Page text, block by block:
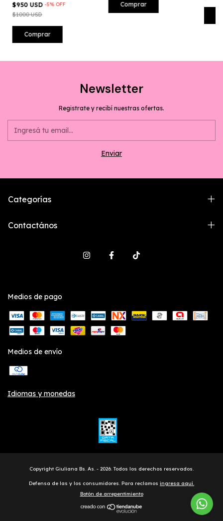
$950 USD-5% OFF
$1000 USD
Comprar
Comprar
Newsletter
Registrate y recibí nuestras ofertas.
Categorías
Contactános
Medios de pago
Medios de envío
Idiomas y monedas
Copyright Giuliana Bs. As. - 2026. Todos los derechos reservados.
Defensa de las y los consumidores. Para reclamos ingresa aquí.
Botón de arrepentimiento